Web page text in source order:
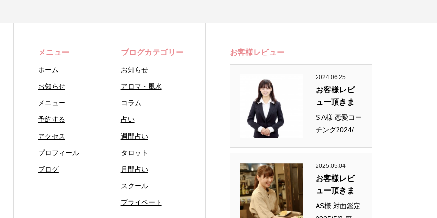
メニュー
ホーム
お知らせ
メニュー
予約する
アクセス
プロフィール
ブログ
ブログカテゴリー
お知らせ
アロマ・風水
コラム
占い
週間占い
タロット
月間占い
スクール
プライベート
お客様レビュー
2024.06.25
お客様レビ
ュー頂きま
し...
S A様 恋愛コー
チング2024/...
2025.05.04
お客様レビ
ュー頂きま
し...
AS様 対面鑑定